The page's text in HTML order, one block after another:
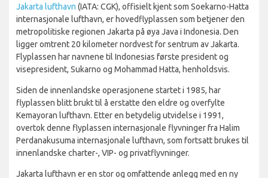
Jakarta lufthavn (IATA: CGK), offisielt kjent som Soekarno-Hatta
internasjonale lufthavn, er hovedflyplassen som betjener den
metropolitiske regionen Jakarta på øya Java i Indonesia. Den
ligger omtrent 20 kilometer nordvest for sentrum av Jakarta.
Flyplassen har navnene til Indonesias første president og
visepresident, Sukarno og Mohammad Hatta, henholdsvis.
Siden de innenlandske operasjonene startet i 1985, har
flyplassen blitt brukt til å erstatte den eldre og overfylte
Kemayoran lufthavn. Etter en betydelig utvidelse i 1991,
overtok denne flyplassen internasjonale flyvninger fra Halim
Perdanakusuma internasjonale lufthavn, som fortsatt brukes til
innenlandske charter-, VIP- og privatflyvninger.
Jakarta lufthavn er en stor og omfattende anlegg med en ny